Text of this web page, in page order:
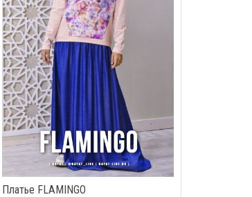
Платье FLAMINGO